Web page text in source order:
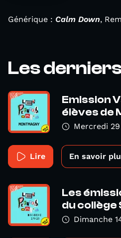
Générique : Calm Down,
Les
Emission
élèves de
Mercredi
Lire En savoir
Les
du collège
Dimanche